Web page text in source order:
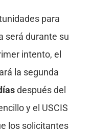
para
será durante su
intento, el
la segunda
después del
y el USCIS
los solicitantes